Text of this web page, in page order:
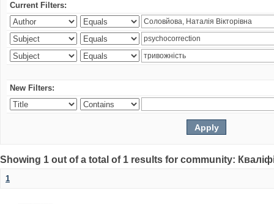
Current Filters:
New Filters:
Showing 1 out of a total of 1 results for community:
1